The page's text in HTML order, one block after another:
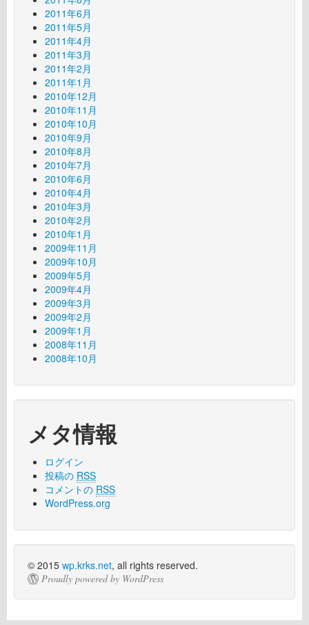
2011年6月
2011年5月
2011年4月
2011年3月
2011年2月
2011年1月
2010年12月
2010年11月
2010年10月
2010年9月
2010年8月
2010年7月
2010年6月
2010年4月
2010年3月
2010年2月
2010年1月
2009年11月
2009年10月
2009年5月
2009年4月
2009年3月
2009年2月
2009年1月
2008年11月
2008年10月
メタ情報
ログイン
投稿の RSS
コメントの RSS
WordPress.org
© 2015 wp.krks.net, all rights reserved.
Proudly powered by WordPress